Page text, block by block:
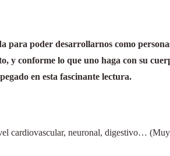
poder desarrollarnos como
y conforme lo que uno haga con su
en esta fascinante lectura.
cardiovascular, neuronal, digestivo…